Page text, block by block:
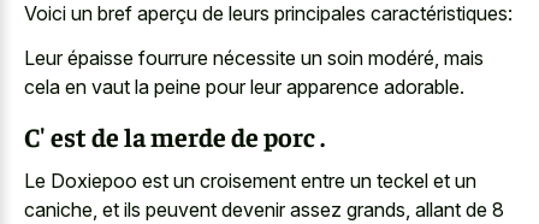
Voici un bref aperçu de leurs principales caractéristiques:
Leur épaisse fourrure nécessite un soin modéré, mais
cela en vaut la peine pour leur apparence adorable.
C' est de la merde de porc .
Le Doxiepoo est un croisement entre un teckel et un
caniche, et ils peuvent devenir assez grands, allant de 8